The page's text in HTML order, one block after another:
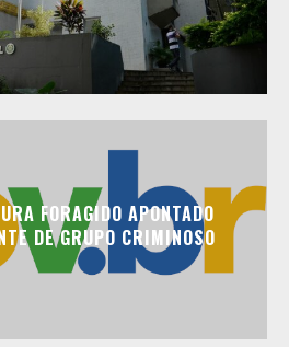
FORAGIDO APONTADO
DE GRUPO CRIMINOSO